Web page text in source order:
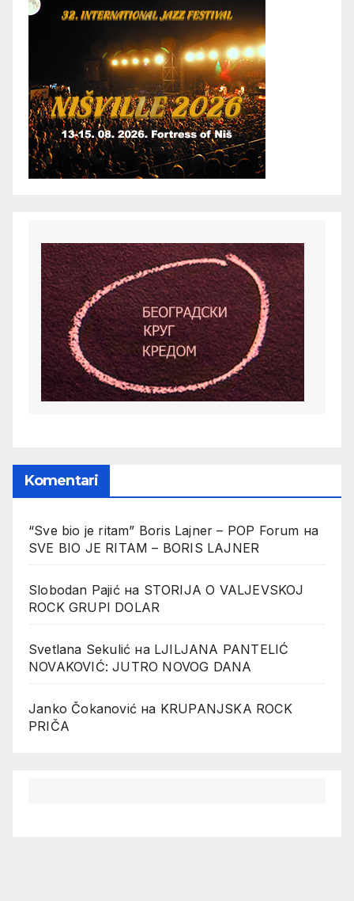
Komentari
“Sve bio je ritam” Boris Lajner – POP Forum на
SVE BIO JE RITAM – BORIS LAJNER
Slobodan Pajićна STORIJA O VALJEVSKOJ
ROCK GRUPI DOLAR
Svetlana Sekulić на LJILJANA PANTELIĆ
NOVAKOVIĆ: JUTRO NOVOG DANA
Janko Čokanović на KRUPANJSKA ROCK
PRIČA